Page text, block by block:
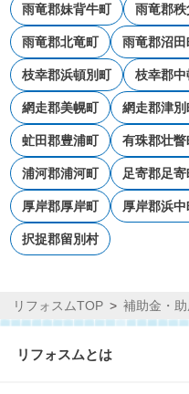
雨竜郡妹背牛町 雨竜郡
雨竜郡北竜町 雨竜郡沼田
枝幸郡浜頓別町 枝幸郡
網走郡美幌町 網走郡津別
虻田郡豊浦町 有珠郡壮瞥
浦河郡浦河町 足寄郡足
厚岸郡厚岸町 厚岸郡浜中
択捉郡留別村
リフォスムTOP 補助金・
リフォスムとは